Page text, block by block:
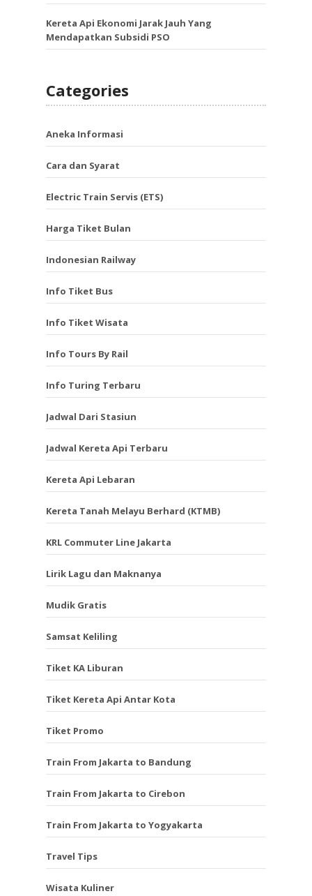
Kereta Api Ekonomi Jarak Jauh Yang
Mendapatkan Subsidi PSO
Categories
Aneka Informasi
Cara dan Syarat
Electric Train Servis (ETS)
Harga Tiket Bulan
Indonesian Railway
Info Tiket Bus
Info Tiket Wisata
Info Tours By Rail
Info Turing Terbaru
Jadwal Dari Stasiun
Jadwal Kereta Api Terbaru
Kereta Api Lebaran
Kereta Tanah Melayu Berhard (KTMB)
KRL Commuter Line Jakarta
Lirik Lagu dan Maknanya
Mudik Gratis
Samsat Keliling
Tiket KA Liburan
Tiket Kereta Api Antar Kota
Tiket Promo
Train From Jakarta to Bandung
Train From Jakarta to Cirebon
Train From Jakarta to Yogyakarta
Travel Tips
Wisata Kuliner